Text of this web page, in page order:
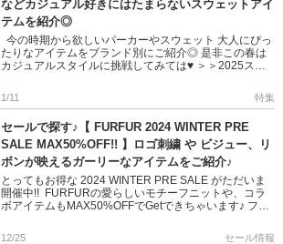
などカジュアル好きにはたまらないスウェットアイ
テムを紹介◎
今の時期から欲しいパーカーやスウェット 大人にぴっ
たりなアイテムをブランド別にご紹介◎ 是非この春は
カジュアルスタイルに挑戦してみては♥ ＞＞2025スウ
1/11 特集
セールで探す♪【 FURFUR 2024 WINTER PRE
SALE MAX50%OFF!! 】ロゴ刺繍 や ビジュー、リ
ボンが映えるガーリーなアイテムをご紹介♪
とってもお得な 2024 WINTER PRE SALE がただいま
開催中!! FURFURの愛らしいモチーフニットや、コラ
ボアイテムもMAX50%OFFでGetできちゃいます♪ フェ
12/25 セール情報